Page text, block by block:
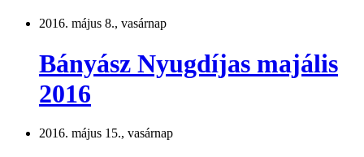
2016. május 8., vasárnap
Bányász Nyugdíjas majális
2016
2016. május 15., vasárnap